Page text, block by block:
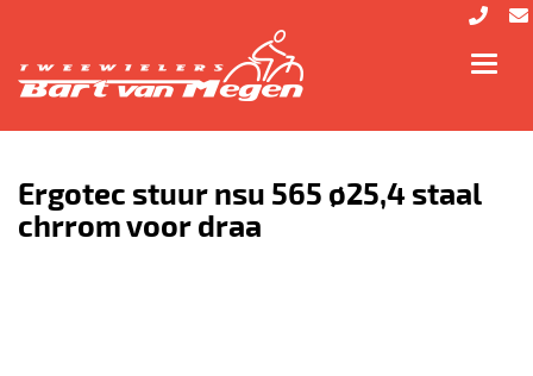
Ergotec stuur nsu 565 ø25,4 staal
chrrom voor draa